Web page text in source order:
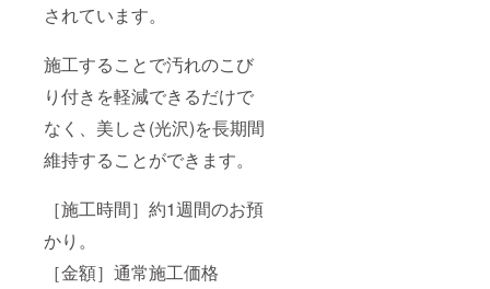
されています。
施工することで汚れのこび
り付きを軽減できるだけで
なく、美しさ(光沢)を長期間
維持することができます。
［施工時間］約1週間のお預
かり。
［金額］通常施工価格